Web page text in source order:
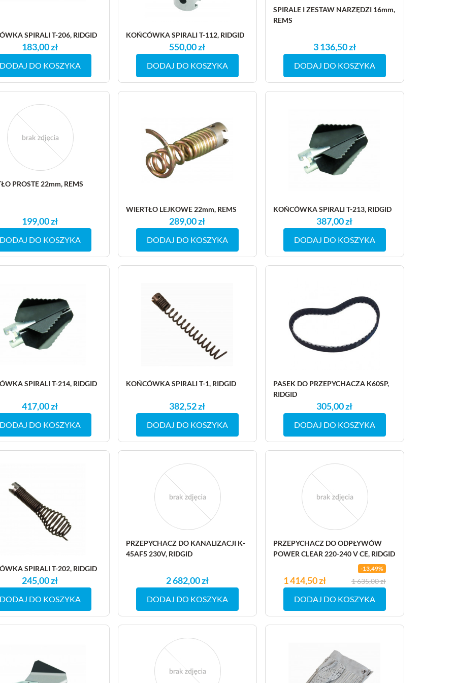
SPIRALI T-206, RIDGID
183,00 zł
DODAJ DO KOSZYKA
KOŃCÓWKA SPIRALI T-112, RIDGID
550,00 zł
DODAJ DO KOSZYKA
SPIRALE I ZESTAW NARZĘDZI 16mm,
REMS
3 136,50 zł
DODAJ DO KOSZYKA
PROSTE 22mm, REMS
199,00 zł
DODAJ DO KOSZYKA
WIERTŁO LEJKOWE 22mm, REMS
289,00 zł
DODAJ DO KOSZYKA
KOŃCÓWKA SPIRALI T-213, RIDGID
387,00 zł
DODAJ DO KOSZYKA
SPIRALI T-214, RIDGID
417,00 zł
DODAJ DO KOSZYKA
KOŃCÓWKA SPIRALI T-1, RIDGID
382,52 zł
DODAJ DO KOSZYKA
PASEK DO PRZEPYCHACZA K60SP,
RIDGID
305,00 zł
DODAJ DO KOSZYKA
SPIRALI T-202, RIDGID
245,00 zł
DODAJ DO KOSZYKA
PRZEPYCHACZ DO KANALIZACJI K-
45AF5 230V, RIDGID
2 682,00 zł
DODAJ DO KOSZYKA
PRZEPYCHACZ DO ODPŁYWÓW
POWER CLEAR 220-240 V CE, RIDGID
-13,49%
Cena
1 414,50 zł
Cena podstawowa 1 635,00 zł
DODAJ DO KOSZYKA